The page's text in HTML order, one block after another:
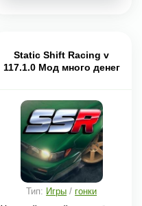
Static Shift Racing v
117.1.0 Мод много денег
Тип: Игры /гонки